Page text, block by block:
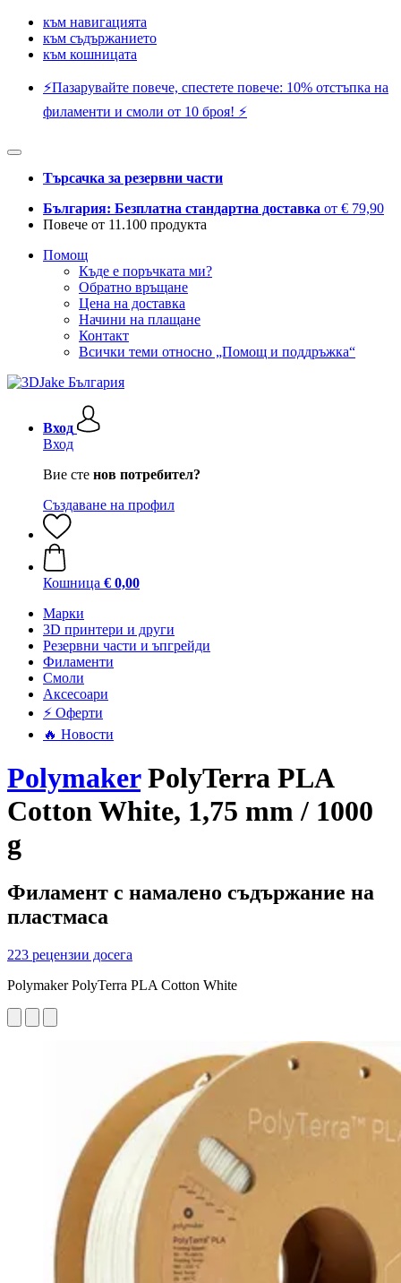
към навигацията
към съдържанието
към кошницата
⚡️Пазарувайте повече, спестете повече: 10% отстъпка на
филаменти и смоли от 10 броя! ⚡️
Търсачка за резервни части
България: Безплатна стандартна доставка от € 79,90
Повече от 11.100 продукта
Помощ
Къде е поръчката ми?
Обратно връщане
Цена на доставка
Начини на плащане
Контакт
Всички теми относно „Помощ и поддръжка“
Вход
Вход
Вие сте нов потребител?
Създаване на профил
Кошница € 0,00
Mарки
3D принтери и други
Резервни части и ъпгрейди
Филаменти
Смоли
Аксесоари
⚡ Оферти
🔥 Новости
PolymakerPolyTerra PLA
Cotton White, 1,75 mm / 1000
g
Филамент с намалено съдържание на
пластмаса
223 рецензии досега
Polymaker PolyTerra PLA Cotton White